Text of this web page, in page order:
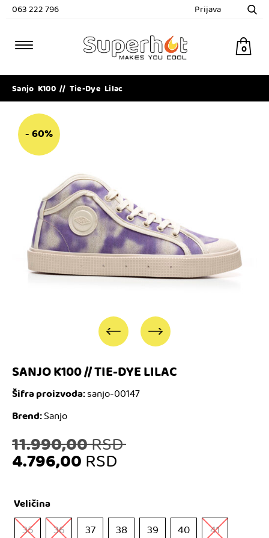
063 222 796 Prijava
Sanjo K100 // Tie-Dye Lilac
- 60%
SANJO K100 // TIE-DYE LILAC
Šifra proizvoda:sanjo-00147
Brend:Sanjo
11.990,00RSDOriginalna
bila:
4.796,00RSD
cena
Veličina
35
36 37 38 39 40
41
0